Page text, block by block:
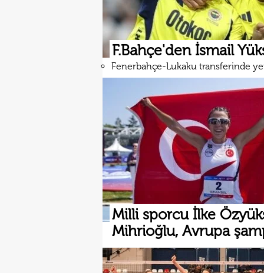
F.Bahçe'den İsmail
Fenerbahçe-Lukaku transferinde
Milli sporcu İlke
Mihrioğlu, Avrupa